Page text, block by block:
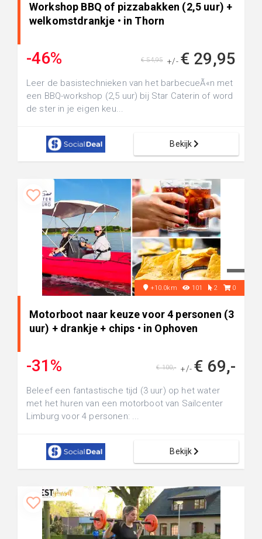
Workshop BBQ of pizzabakken (2,5 uur) +
welkomstdrankje • in Thorn
-46% +/- € 29,95
€ 54,95
Leer de basistechnieken van het barbecueÃ«n met
een BBQ-workshop (2,5 uur) bij Star Caterin of word
de ster in je eigen keu...
Bekijk
+10.0km 101 2 0
Motorboot naar keuze voor 4 personen (3
uur) + drankje + chips • in Ophoven
-31% +/- € 69,-
€ 100,-
Beleef een fantastische tijd (3 uur) op het water
met het huren van een motorboot van Sailcenter
Limburg voor 4 personen: ...
Bekijk